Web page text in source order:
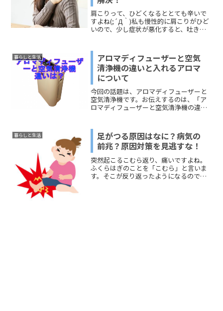
肩こりって、ひどくなるととても辛いで
すよね(;´Д｀)私も慢性的に肩こりがひど
いので、少し症状が悪化すると、吐き気
最近気になっているボトックスについ
て。美容関係ではよく...
暮らしと生活
アロマディフューザーと空気
清浄機の違いと入れるアロマ
について
今回の話題は、アロマディフューザーと
空気清浄機です。お伝えするのは、「ア
ロマディフューザーと空気清浄機の違
は、似ているようで機能や役割が違いま
す。また、アロマと併用できる...
暮らしと生活
足がつる原因はなに？病気の
前兆？原因対策を見逃すな！
突然起こるこむら返り、痛いですよね。
ふくらはぎのことを「こむら」と言いま
す。そこが反り返ったようになるので、